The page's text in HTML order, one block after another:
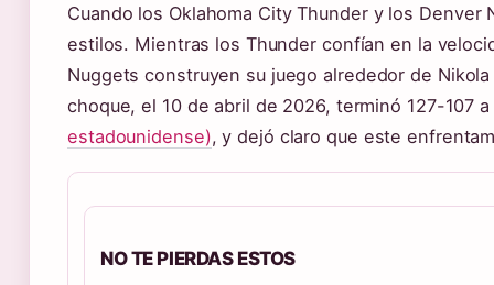
Cuando los Oklahoma City Thunder y los
estilos. Mientras los Thunder confían en la
Nuggets construyen su juego alrededor de
choque, el 10 de abril de 2026, terminó 127-107
estadounidense), y dejó claro que este
NO TE PIERDAS ESTOS